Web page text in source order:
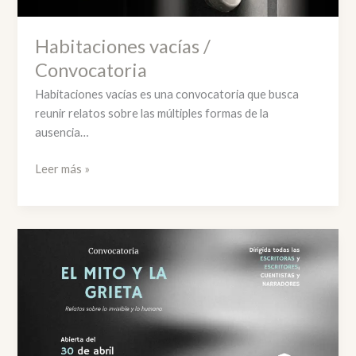
Habitaciones vacías /
Convocatoria
Habitaciones vacías es una convocatoria que busca
reunir relatos sobre las múltiples formas de la
ausencia…
Habitaciones
Leer más »